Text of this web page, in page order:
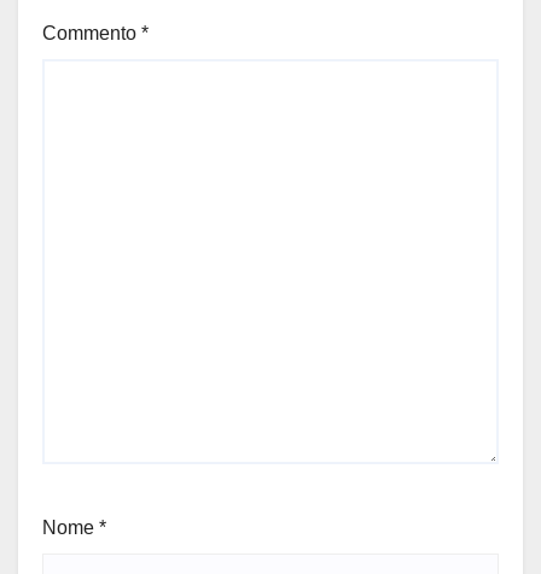
Commento *
Nome *